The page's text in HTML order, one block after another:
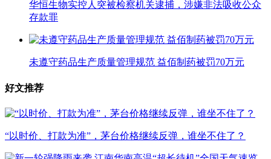
华恒生物实控人突被检察机关逮捕，涉嫌非法吸收公众
存款罪
未遵守药品生产质量管理规范 益佰制药被罚70万元
好文推荐
“以时价、打款为准”，茅台价格继续反弹，谁坐不住了？